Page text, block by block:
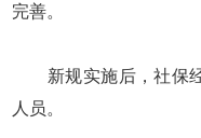
完善。
新规实施后，社保经
人员。